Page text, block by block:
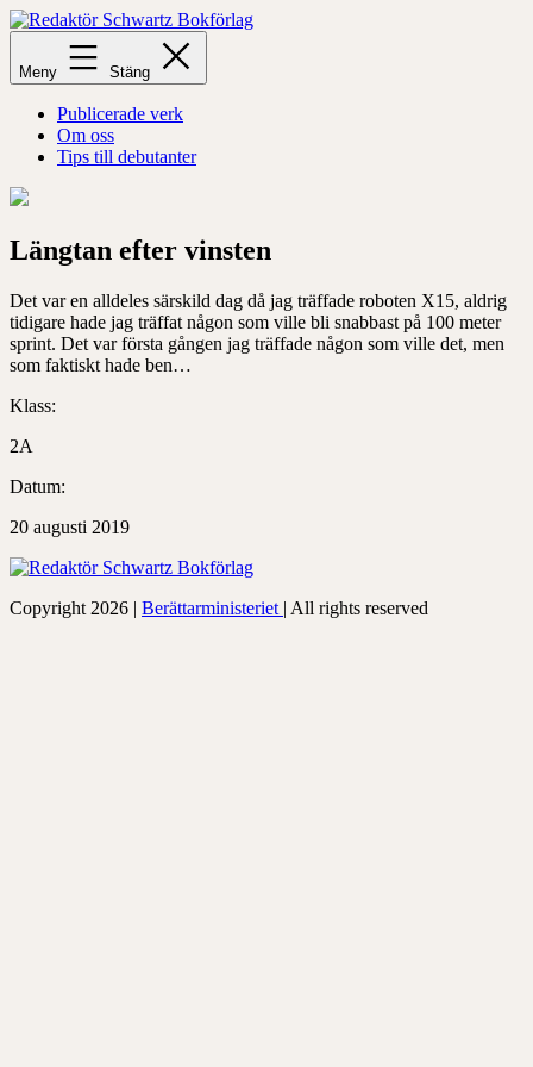
Hoppa
till
innehåll
Redaktör
Schwartz
Bokförlag
Meny Stäng
Publicerade verk
Om oss
Tips till debutanter
Längtan efter vinsten
Det var en alldeles särskild dag då jag träffade roboten X15, aldrig
tidigare hade jag träffat någon som ville bli snabbast på 100 meter
sprint. Det var första gången jag träffade någon som ville det, men
som faktiskt hade ben…
Klass:
2A
Datum:
20 augusti 2019
Copyright 2026 | Berättarministeriet | All rights reserved